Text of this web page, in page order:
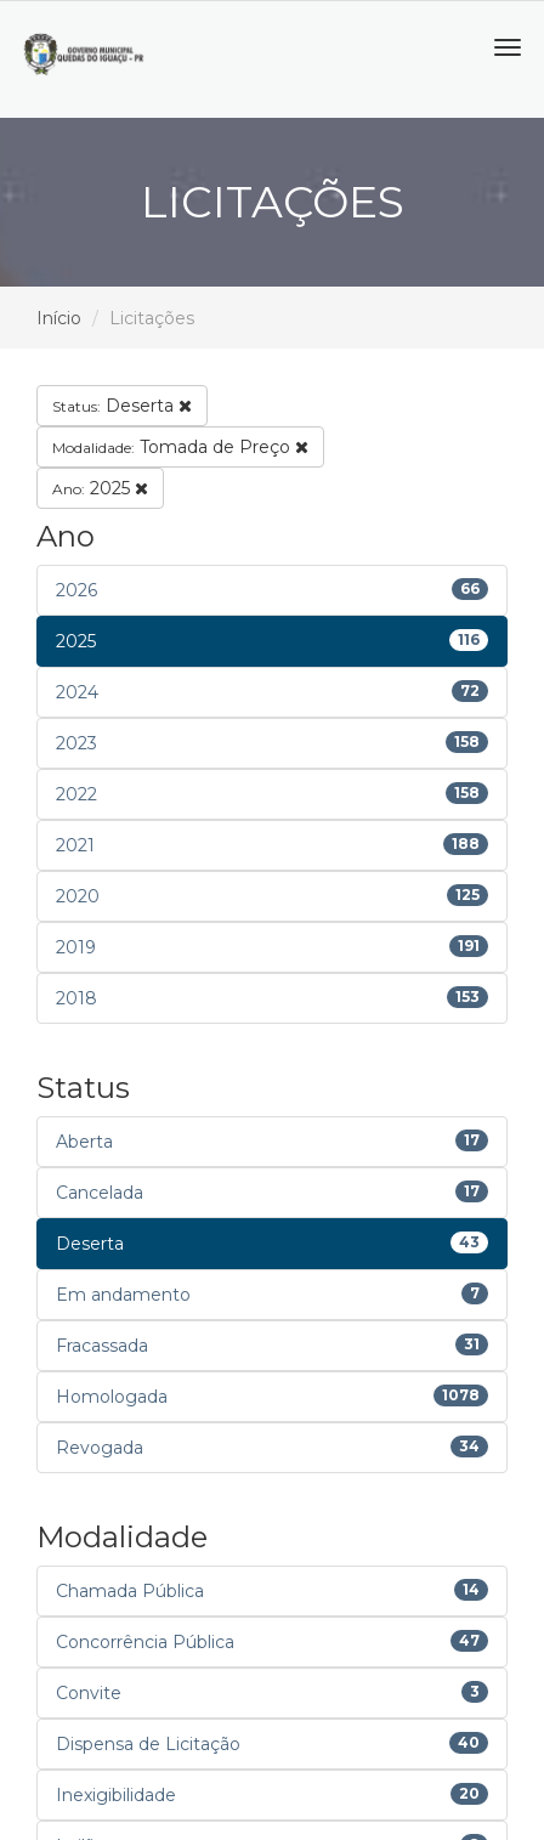
LICITAÇÕES
Início Licitações
Status: Deserta
Modalidade: Tomada de Preço
Ano: 2025
Ano
2026 66
2025 116
2024 72
2023 158
2022 158
2021 188
2020 125
2019 191
2018 153
Status
Aberta 17
Cancelada 17
Deserta 43
Em andamento 7
Fracassada 31
Homologada 1078
Revogada 34
Modalidade
Chamada Pública 14
Concorrência Pública 47
Convite 3
Dispensa de Licitação 40
Inexigibilidade 20